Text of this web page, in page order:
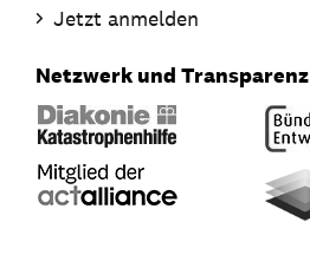
Jetzt anmelden
Netzwerk und Transparenz